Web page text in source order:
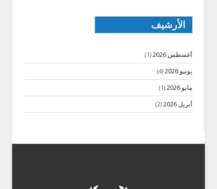
الأرشيف
أغسطس 2026
(1)
يونيو 2026
(4)
مايو 2026
(1)
أبريل 2026
(2)